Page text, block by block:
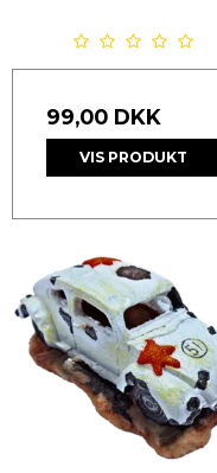
99,00 DKK
VIS PRODUKT